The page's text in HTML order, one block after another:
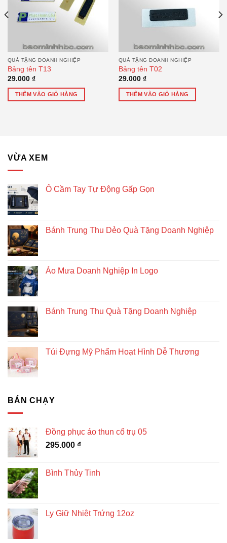
QUÀ TẶNG DOANH NGHIỆP
Bảng tên T13
29.000 ₫
THÊM VÀO GIỎ HÀNG
QUÀ TẶNG DOANH NGHIỆP
Bảng tên T02
29.000 ₫
THÊM VÀO GIỎ HÀNG
VỪA XEM
Ô Cầm Tay Tự Động Gấp Gọn
Bánh Trung Thu Dẻo Quà Tặng Doanh Nghiệp
Áo Mưa Doanh Nghiệp In Logo
Bánh Trung Thu Quà Tặng Doanh Nghiệp
Túi Đựng Mỹ Phẩm Hoạt Hình Dễ Thương
BÁN CHẠY
Đồng phục áo thun cổ trụ 05
295.000 ₫
Bình Thủy Tinh
Ly Giữ Nhiệt Trứng 12oz